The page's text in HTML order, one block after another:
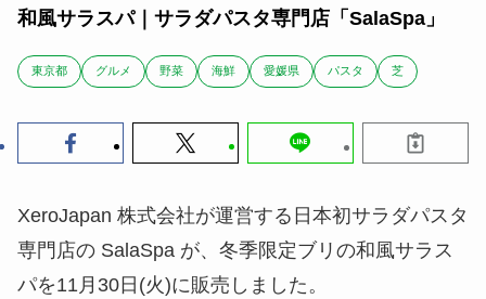
和風サラスパ｜サラダパスタ専門店「SalaSpa」
東京都 グルメ 野菜 海鮮 愛媛県 パスタ 芝
XeroJapan 株式会社が運営する日本初サラダパスタ
専門店の SalaSpa が、冬季限定ブリの和風サラス
パを11月30日(火)に販売しました。